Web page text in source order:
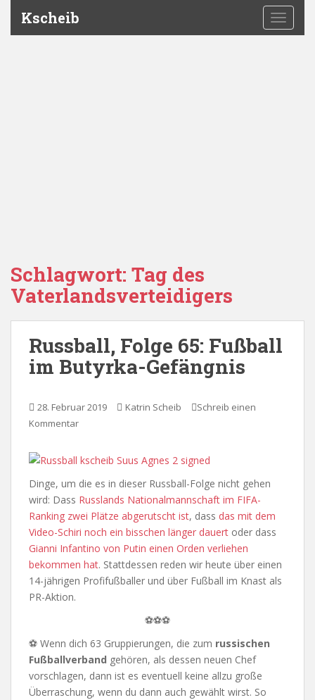
Kscheib
Schlagwort: Tag des
Vaterlandsverteidigers
Russball, Folge 65: Fußball
im Butyrka-Gefängnis
28. Februar 2019 Katrin Scheib
Schreib einen
Kommentar
Dinge, um die es in dieser Russball-Folge nicht gehen
wird: Dass Russlands Nationalmannschaft im FIFA-
Ranking zwei Plätze abgerutscht ist, dass das mit dem
Video-Schiri noch ein bisschen länger dauert oder dass
Gianni Infantino von Putin einen Orden verliehen
bekommen hat. Stattdessen reden wir heute über einen
14-jährigen Profifußballer und über Fußball im Knast als
PR-Aktion.
⚽⚽⚽
⚽ Wenn dich 63 Gruppierungen, die zum russischen
Fußballverband gehören, als dessen neuen Chef
vorschlagen, dann ist es eventuell keine allzu große
Überraschung, wenn du dann auch gewählt wirst. So